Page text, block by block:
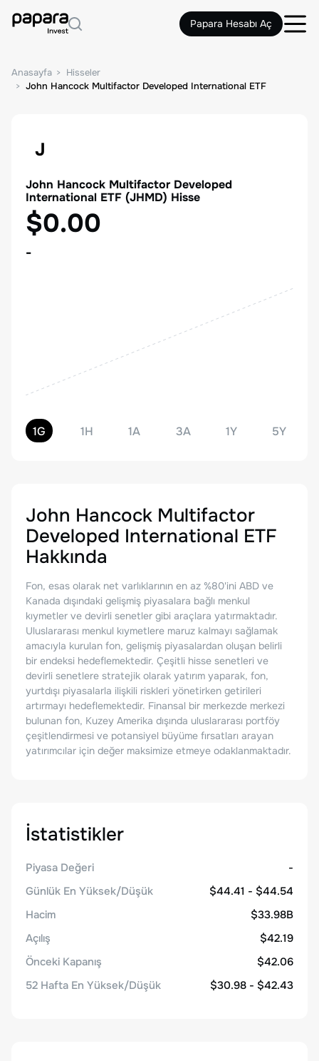
Papara Hesabı Aç
Anasayfa
Hisseler
John Hancock Multifactor Developed International ETF
J
John Hancock Multifactor Developed
International ETF (JHMD) Hisse
$0.00
-
1G 1H 1A 3A 1Y 5Y
John Hancock Multifactor
Developed International ETF
Hakkında
Fon, esas olarak net varlıklarının en az %80'ini ABD ve
Kanada dışındaki gelişmiş piyasalara bağlı menkul
kıymetler ve devirli senetler gibi araçlara yatırmaktadır.
Uluslararası menkul kıymetlere maruz kalmayı sağlamak
amacıyla kurulan fon, gelişmiş piyasalardan oluşan belirli
bir endeksi hedeflemektedir. Çeşitli hisse senetleri ve
devirli senetlere stratejik olarak yatırım yaparak, fon,
yurtdışı piyasalarla ilişkili riskleri yönetirken getirileri
artırmayı hedeflemektedir. Finansal bir merkezde merkezi
bulunan fon, Kuzey Amerika dışında uluslararası portföy
çeşitlendirmesi ve potansiyel büyüme fırsatları arayan
yatırımcılar için değer maksimize etmeye odaklanmaktadır.
İstatistikler
Piyasa Değeri
-
Günlük En Yüksek/Düşük
$44.41 - $44.54
Hacim
$33.98B
Açılış
$42.19
Önceki Kapanış
$42.06
52 Hafta En Yüksek/Düşük
$30.98 - $42.43